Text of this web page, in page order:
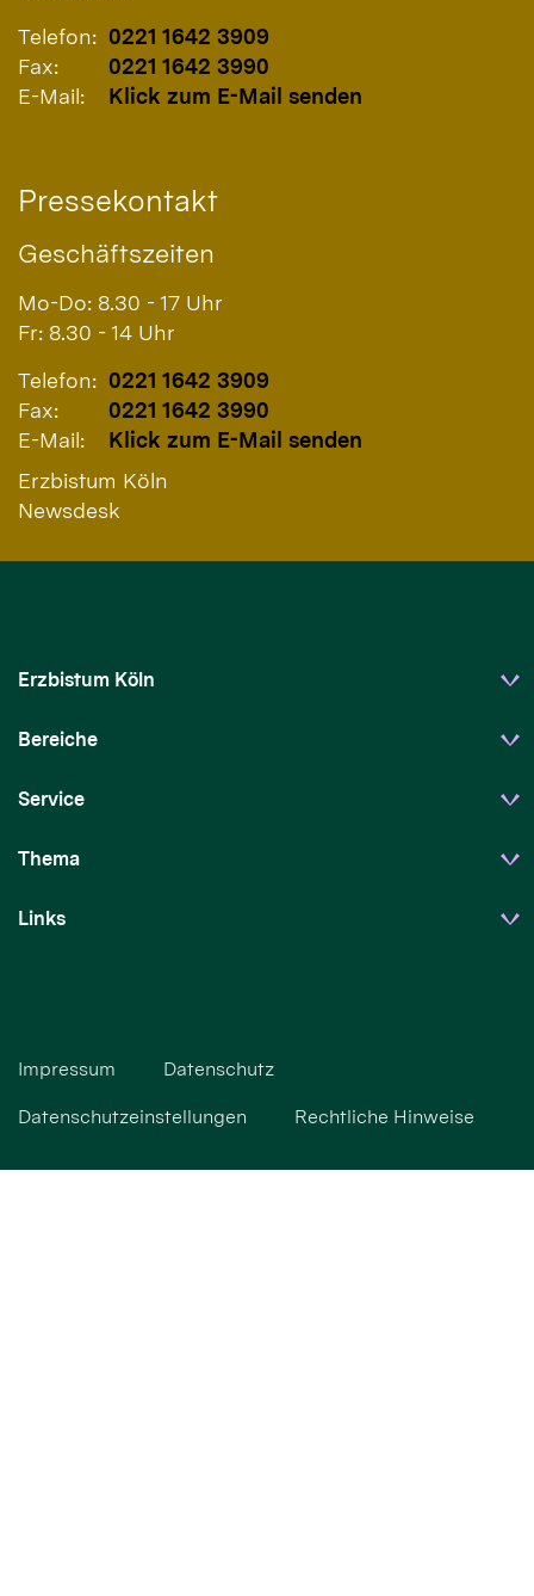
Telefon: 0221 1642 3909
Fax:
0221 1642 3990
E-Mail:
Klick zum E-Mail senden
Pressekontakt
Geschäftszeiten
Mo-Do: 8.30 - 17 Uhr
Fr: 8.30 - 14 Uhr
Telefon: 0221 1642 3909
Fax:
0221 1642 3990
E-Mail:
Klick zum E-Mail senden
Erzbistum Köln
Newsdesk
Erzbistum Köln
Bereiche
Service
Thema
Links
Impressum Datenschutz
Datenschutzeinstellungen Rechtliche Hinweise